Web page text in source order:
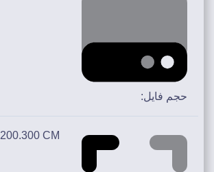
حجم فایل:
200.300 CM